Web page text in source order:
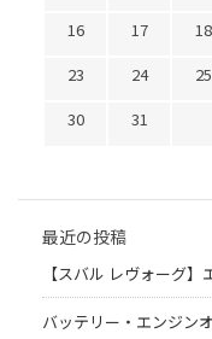
16
17 18
23
24 25
30
31
最近の投稿
【スバル レヴォーグ】
バッテリー・エンジン